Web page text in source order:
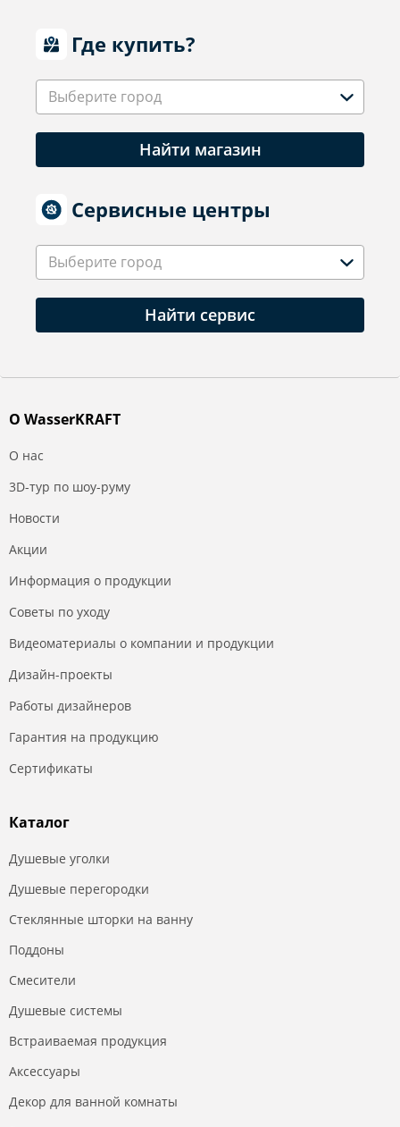
Где купить?
Выберите город
Найти магазин
Сервисные центры
Выберите город
Найти сервис
О WasserKRAFT
О нас
3D-тур по шоу-руму
Новости
Акции
Информация о продукции
Советы по уходу
Видеоматериалы о компании и продукции
Дизайн-проекты
Работы дизайнеров
Гарантия на продукцию
Сертификаты
Каталог
Душевые уголки
Душевые перегородки
Стеклянные шторки на ванну
Поддоны
Смесители
Душевые системы
Встраиваемая продукция
Аксессуары
Декор для ванной комнаты